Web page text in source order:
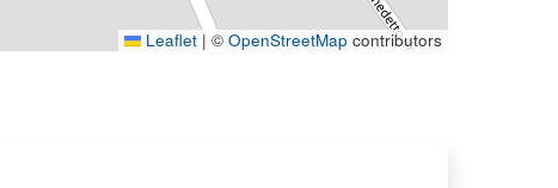
Leaflet | © OpenStreetMap contributors